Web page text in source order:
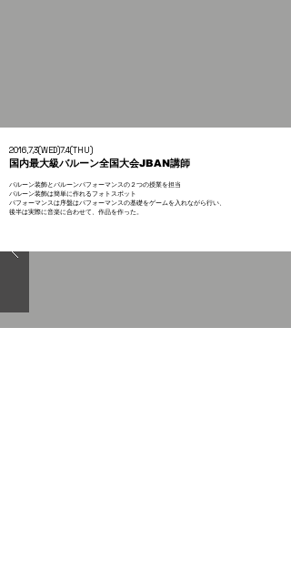
2016,7,3(WED)7.4(THU)
​国内最大級バルーン全国大会JBAN講師
バルーン装飾とバルーンパフォーマンスの２つの授業を担当
バルーン装飾は簡単に作れるフォトスポット
パフォーマンスは序盤はパフォーマンスの基礎をゲームを入れながら行い、
後半は実際に音楽に合わせて、作品を作った。